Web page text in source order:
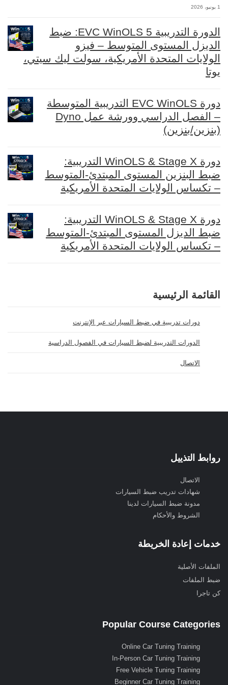
1 يونيو، 2026
الدورة التدريبية EVC WinOLS 5: ضبط
الديزل المستوى المتوسط – فيزو
الولايات المتحدة الأمريكية، سولت ليك سيتي،
يوتا
دورة EVC WinOLS التدريبية المتوسطة
– الفصل الدراسي وورشة عمل Dyno
(بنزين/بنزين)
دورة WinOLS & Stage X التدريبية:
ضبط البنزين المستوى المبتدئ-المتوسط
– تكساس الولايات المتحدة الأمريكية
دورة WinOLS & Stage X التدريبية:
ضبط الديزل المستوى المبتدئ-المتوسط
– تكساس الولايات المتحدة الأمريكية
القائمة الرئيسية
دورات تدريبية في ضبط السيارات عبر الإنترنت
الدورات التدريبية لضبط السيارات في الفصول الدراسية
الاتصال
روابط التذييل
الاتصال
شهادات تدريب ضبط السيارات
مدونة ضبط السيارات لدينا
الشروط والأحكام
خدمات إعادة الخريطة
الملفات الأصلية
ضبط الملفات
كن تاجرا
Popular Course Categories
Online Car Tuning Training
In-Person Car Tuning Training
Free Vehicle Tuning Training
Beginner Car Tuning Training